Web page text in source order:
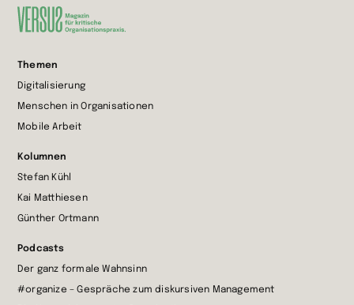
Startseite
wechseln
Themen
Digitalisierung
Menschen in Organisationen
Mobile Arbeit
Kolumnen
Stefan Kühl
Kai Matthiesen
Günther Ortmann
Podcasts
Der ganz formale Wahnsinn
#organize – Gespräche zum diskursiven Management